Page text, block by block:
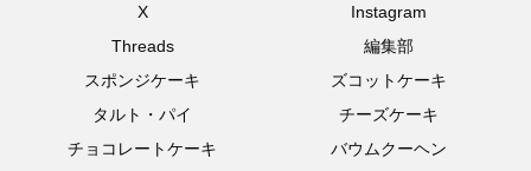
X
Instagram
Threads
編集部
スポンジケーキ
ズコットケーキ
タルト・パイ
チーズケーキ
チョコレートケーキ
バウムクーヘン